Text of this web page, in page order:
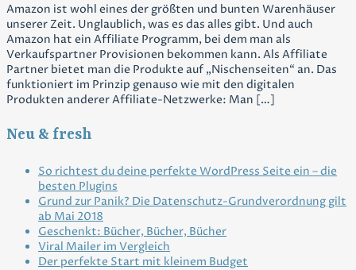
Amazon ist wohl eines der größten und bunten Warenhäuser
unserer Zeit. Unglaublich, was es das alles gibt. Und auch
Amazon hat ein Affiliate Programm, bei dem man als
Verkaufspartner Provisionen bekommen kann. Als Affiliate
Partner bietet man die Produkte auf „Nischenseiten“ an. Das
funktioniert im Prinzip genauso wie mit den digitalen
Produkten anderer Affiliate-Netzwerke: Man […]
Neu & fresh
So richtest du deine perfekte WordPress Seite ein – die
besten Plugins
Grund zur Panik? Die Datenschutz-Grundverordnung gilt
ab Mai 2018
Geschenkt: Bücher, Bücher, Bücher
Viral Mailer im Vergleich
Der perfekte Start mit kleinem Budget